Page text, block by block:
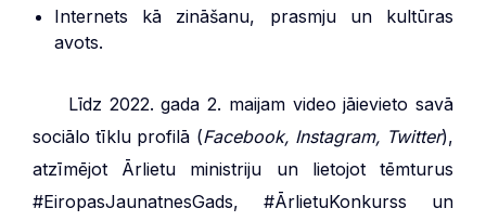
Internets kā zināšanu, prasmju un kultūras
avots.
Līdz 2022. gada 2. maijam video jāievieto savā
sociālo tīklu profilā (Facebook, Instagram, Twitter),
atzīmējot Ārlietu ministriju un lietojot tēmturus
#EiropasJaunatnesGads, #ĀrlietuKonkurss un